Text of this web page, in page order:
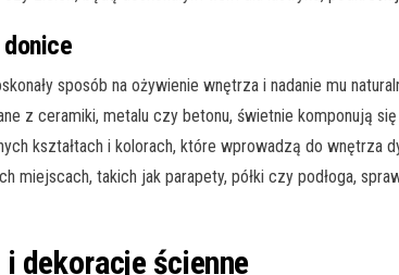
sposób na ożywienie wnętrza i nadanie mu
z ceramiki, metalu czy betonu, świetnie komponują
kształtach i kolorach, które wprowadzą do wnętrza
miejscach, takich jak parapety, półki czy podłoga,
dekoracje ścienne